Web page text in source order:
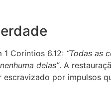
Coríntios 6.12: “Todas as
delas”. A
por impulsos